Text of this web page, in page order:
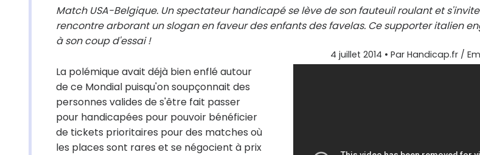
Match USA-Belgique. Un spectateur handicapé se lève de son fauteuil roulant et
rencontre arborant un slogan en faveur des enfants des favelas. Ce supporter italien
à son coup d'essai !
4 juillet 2014 • Par Handicap.fr /
La polémique avait déjà bien enflé autour
de ce Mondial puisqu'on soupçonnait des
personnes valides de s'être fait passer
pour handicapées pour pouvoir bénéficier
de tickets prioritaires pour des matches où
les places sont rares et se négocient à prix